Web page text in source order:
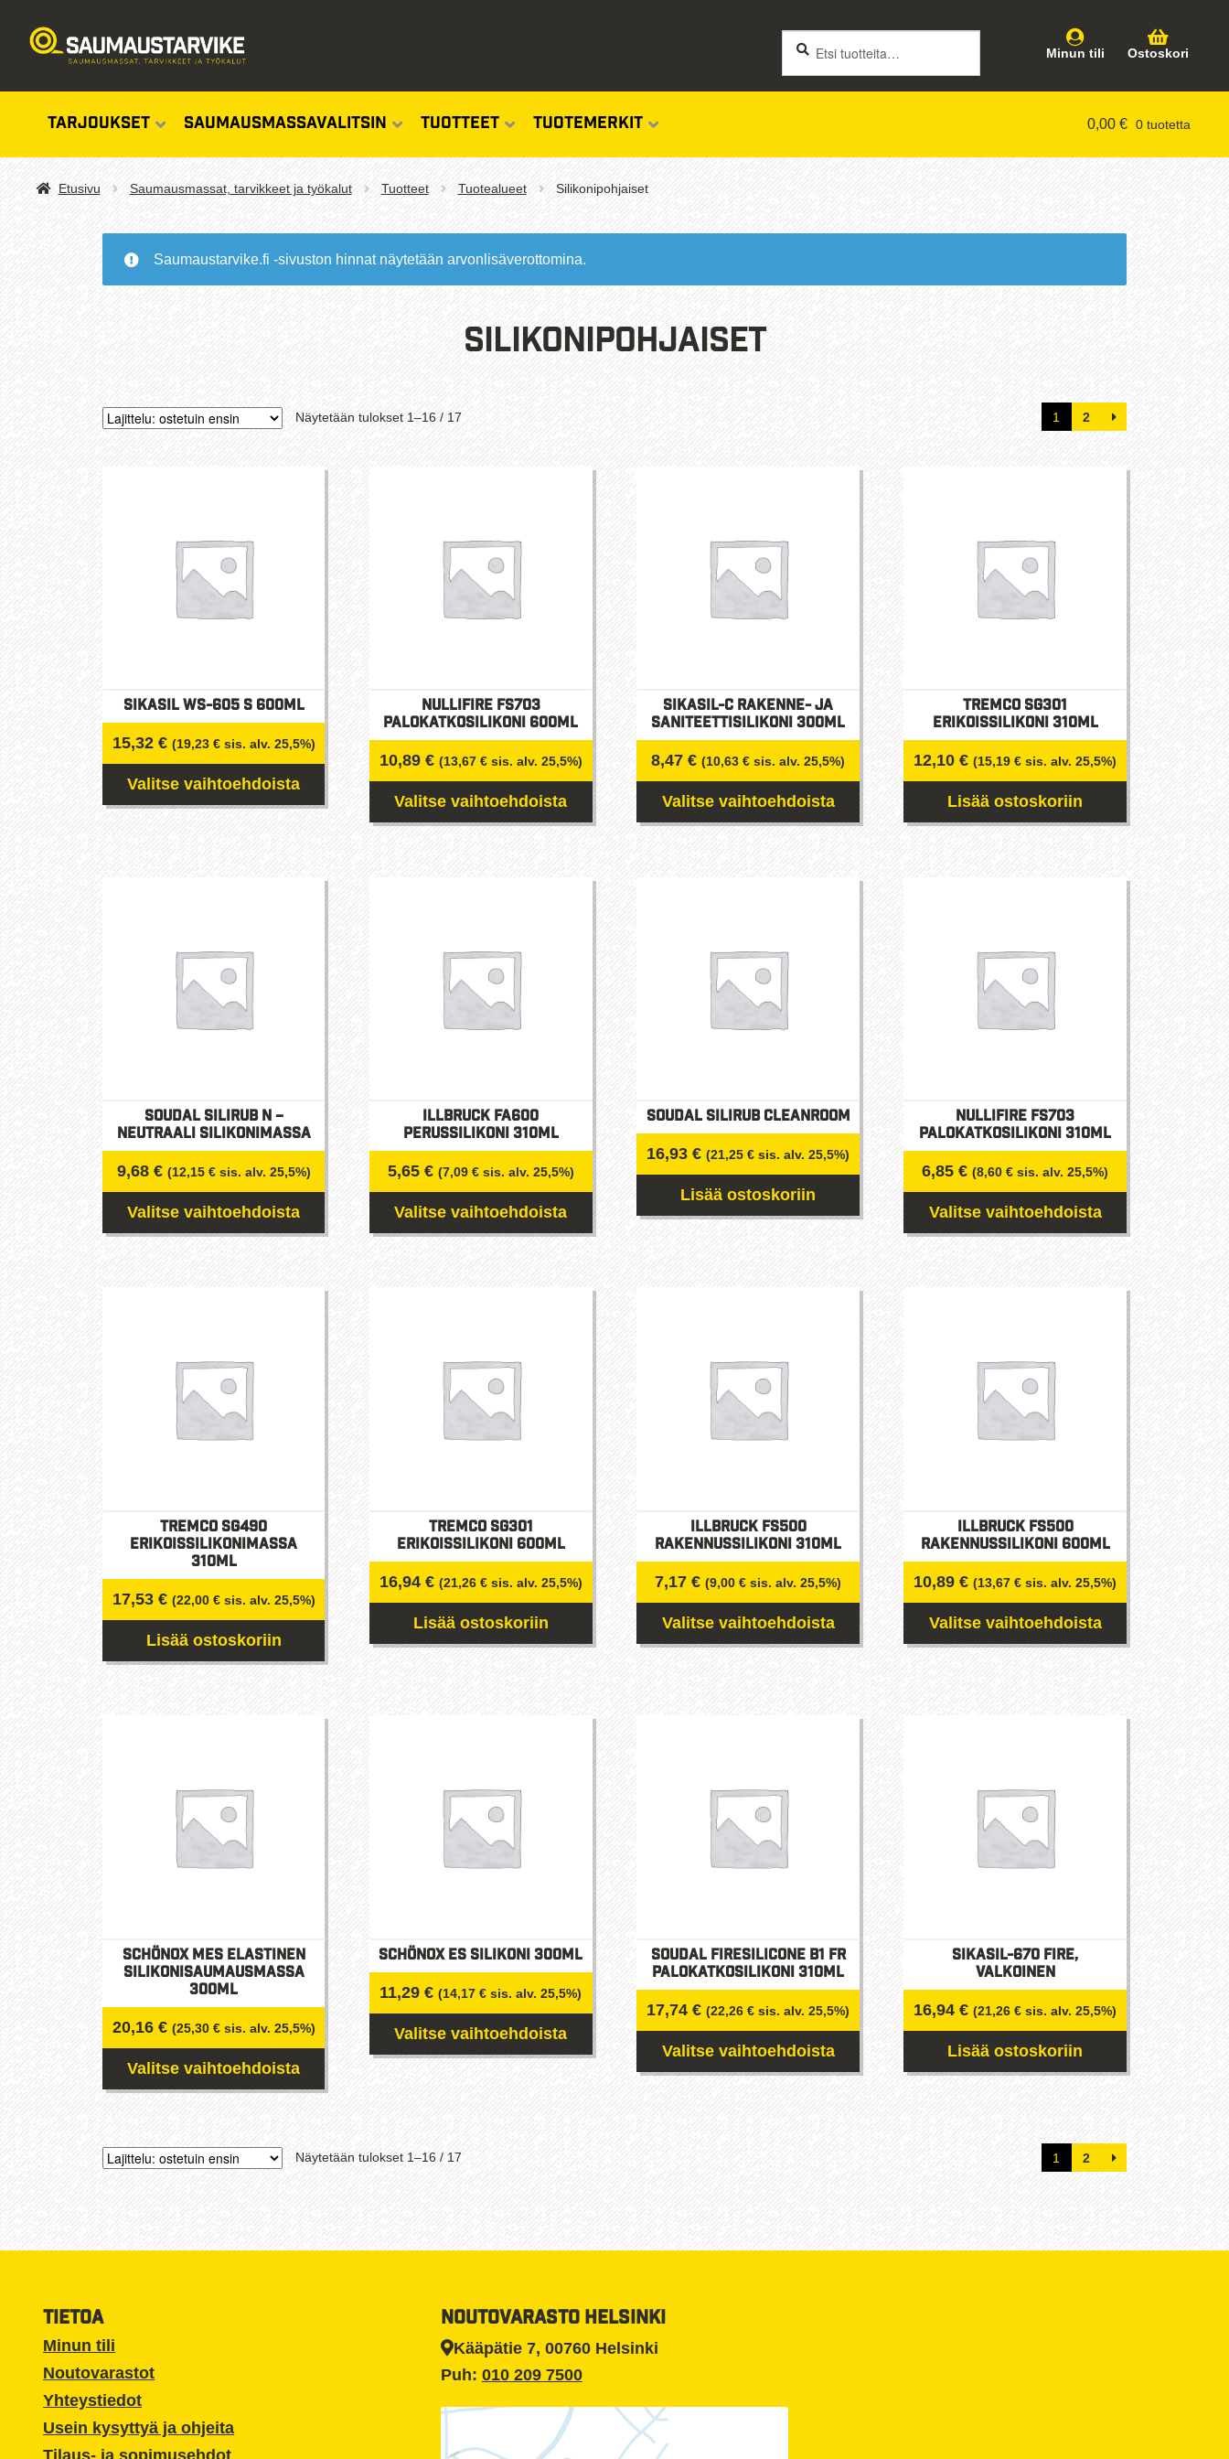
navigointiin
sisältöön
Minun tili Ostoskori
Etsi:
Haku
TARJOUKSET SAUMAUSMASSAVALITSIN TUOTTEET TUOTEMERKIT 0,00 € 0 tuotetta
Etusivu Saumausmassat, tarvikkeet ja työkalut Tuotteet Tuotealueet Silikonipohjaiset
Saumaustarvike.fi -sivuston hinnat näytetään arvonlisäverottomina.
Silikonipohjaiset
Näytetään tulokset 1–16 / 17Suosituimmat
1 2
Sikasil WS-605 S 600ml
15,32 € (19,23 €sis. alv. 25,5%)
Valitse vaihtoehdoista
valinnat
tuotteen
sivulla.
Nullifire FS703
Palokatkosilikoni 600ml
10,89 € (13,67 €sis. alv. 25,5%)
Valitse vaihtoehdoista
tehdä
valinnat
tuotteen
sivulla.
Sikasil-C rakenne- ja
saniteettisilikoni 300ml
8,47€ (10,63€ sis. alv. 25,5%)
Valitse vaihtoehdoista
tehdä
valinnat
tuotteen
sivulla.
Tremco SG301
Erikoissilikoni 310ml
12,10€ (15,19€ sis. alv. 25,5%)
Lisää ostoskoriin
Soudal Silirub N –
Neutraali silikonimassa
9,68 € (12,15 €sis. alv. 25,5%)
Valitse vaihtoehdoista
tehdä
valinnat
tuotteen
sivulla.
illbruck FA600
Perussilikoni 310ml
5,65 € (7,09 €sis. alv. 25,5%)
Valitse vaihtoehdoista
tehdä
valinnat
tuotteen
sivulla.
Soudal Silirub Cleanroom
16,93€ (21,25€ sis. alv. 25,5%)
Lisää ostoskoriin
Nullifire FS703
Palokatkosilikoni 310ml
6,85€ (8,60€ sis. alv. 25,5%)
Valitse vaihtoehdoista
tehdä
valinnat
tuotteen
sivulla.
Tremco SG490
Erikoissilikonimassa
310ml
17,53 € (22,00 €sis. alv. 25,5%)
Lisää ostoskoriin
Tremco SG301
Erikoissilikoni 600ml
16,94 € (21,26 €sis. alv. 25,5%)
Lisää ostoskoriin
illbruck FS500
Rakennussilikoni 310ml
7,17€ (9,00€ sis. alv. 25,5%)
Valitse vaihtoehdoista
valinnat
tuotteen
sivulla.
illbruck FS500
Rakennussilikoni 600ml
10,89€ (13,67€ sis. alv. 25,5%)
Valitse vaihtoehdoista
valinnat
tuotteen
sivulla.
Schönox MES elastinen
silikonisaumausmassa
300ml
20,16 € (25,30 €sis. alv. 25,5%)
Valitse vaihtoehdoista
Tällä
useampi
Schönox ES silikoni 300ml
11,29€ (14,17€ sis. alv. 25,5%)
Valitse vaihtoehdoista
Tällä
Soudal Firesilicone B1 FR
Palokatkosilikoni 310ml
17,74€ (22,26€ sis. alv. 25,5%)
Valitse vaihtoehdoista
Tällä
Sikasil-670 Fire,
valkoinen
16,94€ (21,26€ sis. alv. 25,5%)
Lisää ostoskoriin
Näytetään tulokset 1–16 / 17 1 2
TIETOA
Minun tili
Noutovarastot
Yhteystiedot
Usein kysyttyä ja ohjeita
Tilaus- ja sopimusehdot
NOUTOVARASTO HELSINKI
Kääpätie 7, 00760 Helsinki
Puh: 010 209 7500